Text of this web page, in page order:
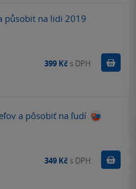
působit na lidi 2019
399 Kč s DPH Koupit
a pôsobiť na ľudí
349 Kč s DPH Koupit